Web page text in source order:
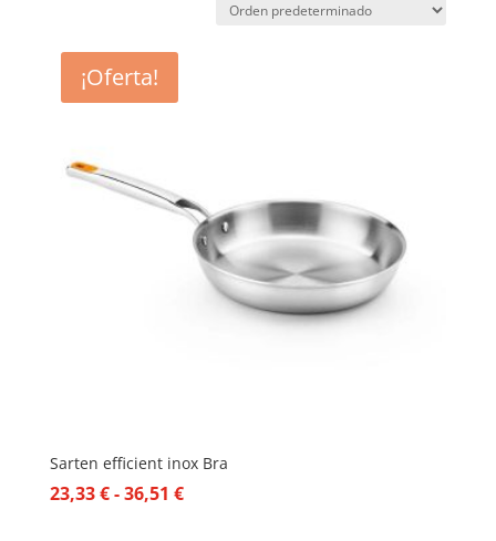
¡Oferta!
Sarten efficient inox Bra
23,33€-36,51 €Rango